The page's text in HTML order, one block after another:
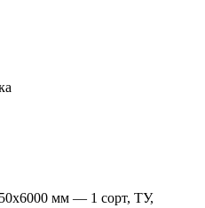
мм — 1 сорт, ТУ,